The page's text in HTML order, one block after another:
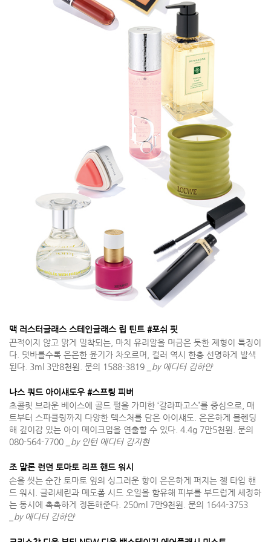
맥 러스터글래스 스테인글래스 립 틴트 #포쉬 핏
끈적이지 않고 맑게 밀착되는, 마치 유리알을 머금은 듯한 제형이 특징이
다. 덧바를수록 은은한 윤기가 차오르며, 컬러 역시 한층 선명하게 발색
된다. 3ml 3만8천원. 문의 1588-3819
_by 에디터 김하얀
나스 쿼드 아이섀도우 #스프링 피버
초콜릿 브라운 베이스에 골드 펄을 가미한 ‘갈라파고스’를 중심으로, 매
트부터 스파클링까지 다양한 텍스처를 담은 아이섀도. 은은하게 블렌딩
해 깊이감 있는 아이 메이크업을 연출할 수 있다. 4.4g 7만5천원. 문의
080-564-7700
_by 인턴 에디터 김지현
조 말론 런던 토마토 리프 핸드 워시
손을 씻는 순간 토마토 잎의 싱그러운 향이 은은하게 퍼지는 젤 타입 핸
드 워시. 글리세린과 메도폼 시드 오일을 함유해 피부를 부드럽게 세정하
는 동시에 촉촉하게 정돈해준다. 250ml 7만9천원. 문의 1644-3753
_by 에디터 김하얀